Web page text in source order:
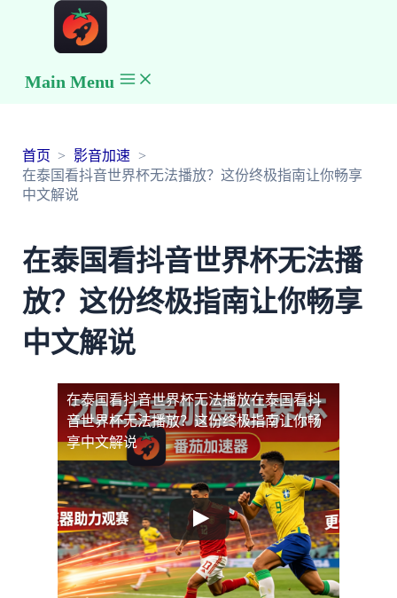
Main Menu
首页
影音加速
在泰国看抖音世界杯无法播放？这份终极指南让你畅享
中文解说
在泰国看抖音世界杯无法播
放？这份终极指南让你畅享
中文解说
在泰国看抖音世界杯无法播放在泰国看抖
音世界杯无法播放？这份终极指南让你畅
享中文解说